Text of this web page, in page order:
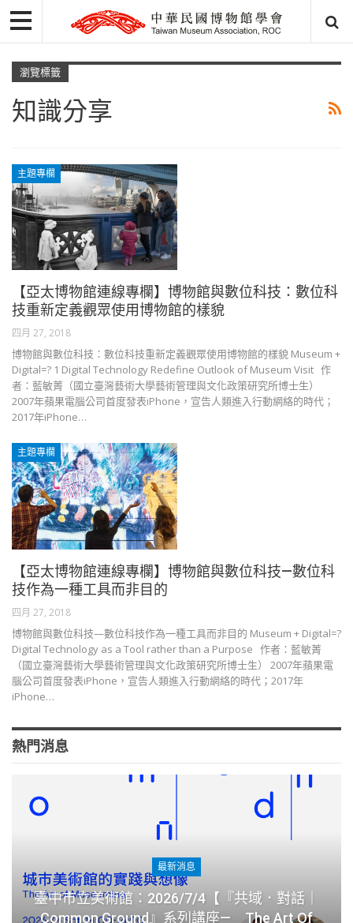
瀏覽標籤
知識分享
主題專欄
【亞太博物館連線專欄】博物館與數位科技：數位科
技重新定義觀眾使用博物館的樣貌
四月 27, 2018
博物館與數位科技：數位科技重新定義觀眾使用博物館的樣貌 Museum +
Digital=? 1 Digital Technology Redefine Outlook of Museum Visit 作
者：藍敏菁（國立臺灣藝術大學藝術管理與文化政策研究所博士生）
2007年蘋果電腦公司首度發表iPhone，宣告人類進入行動網絡的時代；
2017年iPhone…
主題專欄
【亞太博物館連線專欄】博物館與數位科技—數位科
技作為一種工具而非目的
四月 27, 2018
博物館與數位科技—數位科技作為一種工具而非目的 Museum + Digital=?
Digital Technology as a Tool rather than a Purpose 作者：藍敏菁
（國立臺灣藝術大學藝術管理與文化政策研究所博士生） 2007年蘋果電
腦公司首度發表iPhone，宣告人類進入行動網絡的時代；2017年
iPhone…
熱門消息
最新消息
臺中市立美術館：2026/7/4【『共域．對話｜
Common Ground』系列講座— The Art Of